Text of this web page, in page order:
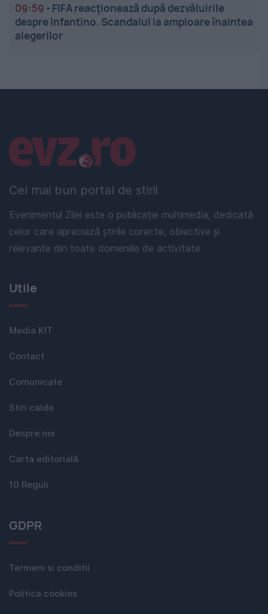
09:59 - FIFA reacționează după dezvăluirile
despre Infantino. Scandalul ia amploare înaintea
alegerilor
Cel mai bun portal de stiri!
Evenimentul Zilei este o publicație multimedia, dedicată
celor care apreciază știrile corecte, obiective și
relevante din toate domeniile de activitate
Linkuri utile
Utile
Media KIT
Contact
Comunicate
Stiri calde
Despre noi
Carta editorială
10 Reguli
GDPR
Termeni si conditii
Politica cookies